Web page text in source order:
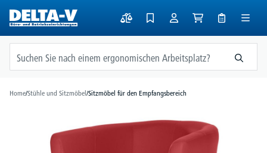
springen
Home/Stühle und Sitzmöbel/Sitzmöbel für den Empfangsbereich